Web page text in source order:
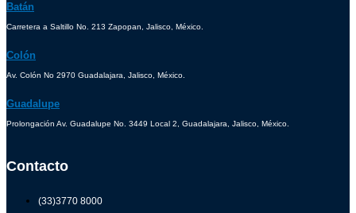
Batán
Carretera a Saltillo No. 213 Zapopan, Jalisco, México.
Colón
Av. Colón No 2970 Guadalajara, Jalisco, México.
Guadalupe
Prolongación Av. Guadalupe No. 3449 Local 2, Guadalajara, Jalisco, México.
Contacto
(33)3770 8000